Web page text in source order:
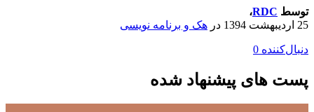
توسط RDC،
25 اردیبهشت 1394
در هک و برنامه نویسی
دنبال‌کننده 0
پست های پیشنهاد شده